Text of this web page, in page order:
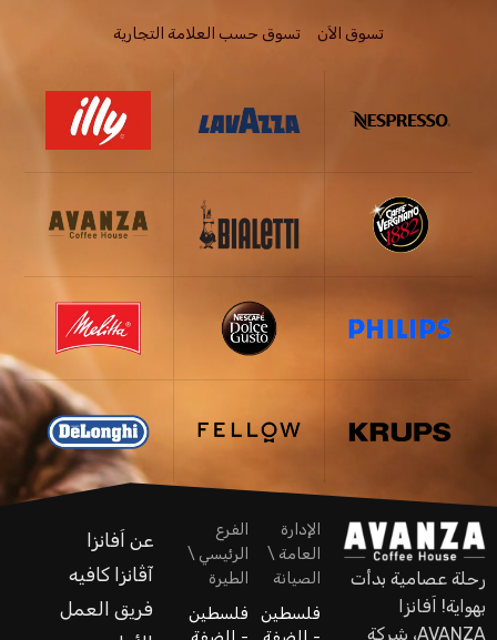
تسوق الاَن تسوق حسب العلامة التجارية
رحلة عصامية بدأت
بهواية! اَفانزا
AVANZA، شركة
الإدارة
العامة \
الصيانة
فلسطين
الفرع
الرئيسي \
الطيرة
فلسطين
عن اَفانزا
آڤانزا كافيه
فريق العمل